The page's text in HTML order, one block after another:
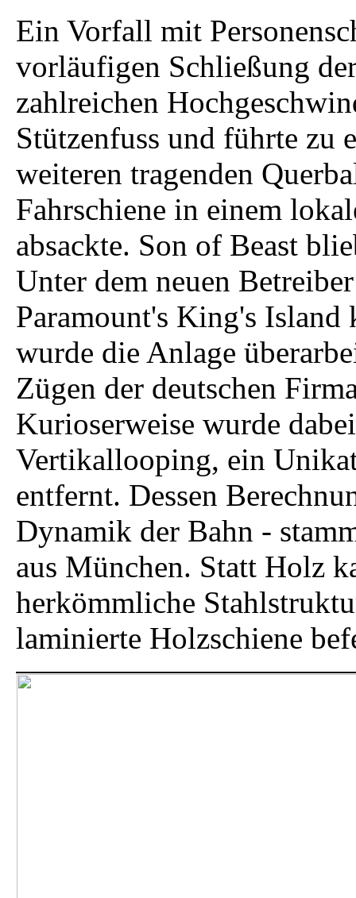
Ein Vorfall mit
vorläufigen Schließung
zahlreichen
Stützenfuss und führte zu
weiteren tragenden
Fahrschiene in einem
absackte. Son of Beast
Unter dem neuen
Paramount's King's
wurde die Anlage
Zügen der deutschen
Kurioserweise wurde
Vertikallooping, ein
entfernt. Dessen
Dynamik der Bahn -
aus München. Statt Holz
herkömmliche
laminierte Holzschiene